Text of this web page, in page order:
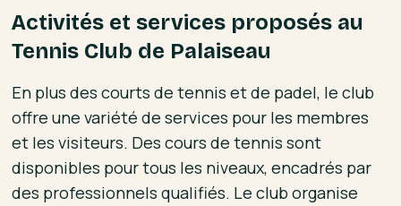
Activités et services proposés au
Tennis Club de Palaiseau
En plus des courts de tennis et de padel, le club
offre une variété de services pour les membres
et les visiteurs. Des cours de tennis sont
disponibles pour tous les niveaux, encadrés par
des professionnels qualifiés. Le club organise